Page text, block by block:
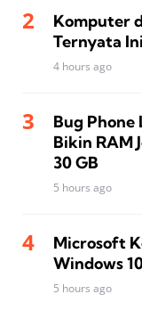
Komputer
Ternyata
4 hours ago
Bug Phone
Bikin RAM
30 GB
5 hours ago
Microsoft
Windows
5 hours ago